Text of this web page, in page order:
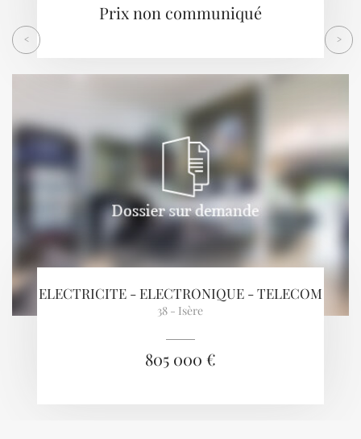
Prix non communiqué
ELECTRICITE - ELECTRONIQUE - TELECOM
38 - Isère
805 000 €
< >